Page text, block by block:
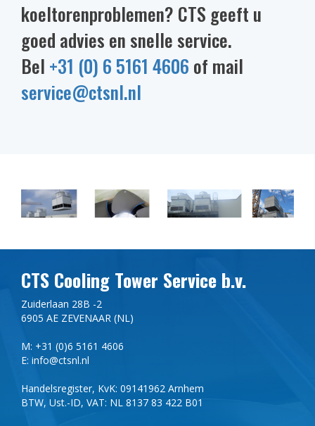
koeltorenproblemen? CTS geeft u
goed advies en snelle service.
Bel +31 (0) 6 5161 4606 of mail
service@ctsnl.nl
CTS Cooling Tower Service b.v.
Zuiderlaan 28B -2
6905 AE ZEVENAAR (NL)
M: +31 (0)6 5161 4606
E: info@ctsnl.nl
Handelsregister, KvK: 09141962 Arnhem
BTW, Ust.-ID, VAT: NL 8137 83 422 B01